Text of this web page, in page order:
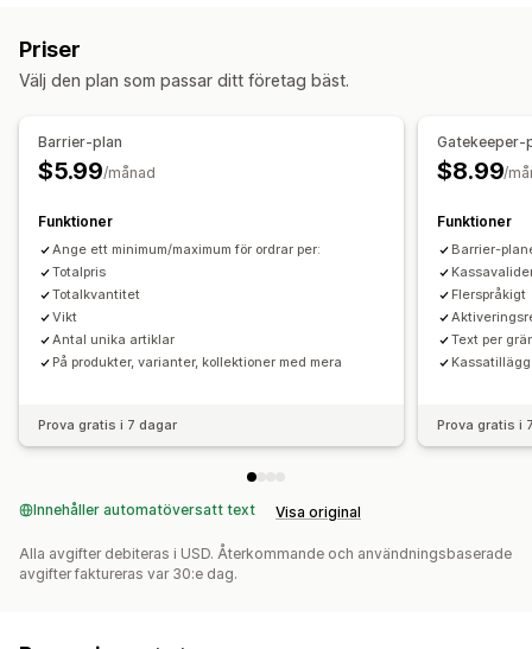
Tidbaserat
Variantspecifik Produktseriespecifikt Kundtaggar
Aviseringsinställningar
Aviseringar om produktsidan
Anpassat varumärke Anpassade meddelanden
Översättning
Priser
Välj den plan som passar ditt företag bäst.
Barrier-plan
$5.99/månad
Funktioner
Ange ett minimum/maximum för ordrar per:
Totalpris
Totalkvantitet
Vikt
Antal unika artiklar
På produkter, varianter, kollektioner med mera
Prova gratis i 7 dagar
Gatekeeper-
$8.99/
Funktioner
Barrier-
Flerspråkigt
Text per
Kassatillägg
Prova gratis i
Innehåller automatöversatt text Visa original
Alla avgifter debiteras i USD. Återkommande och användningsbaserade
avgifter faktureras var 30:e dag.